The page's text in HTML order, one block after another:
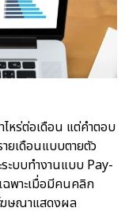
หร่ต่อเดือน แต่คำตอบ
ยเดือนแบบตายตัว
ะบบทำงานแบบ Pay-
ฉพาะเมื่อมีคนคลิก
ฆษณาแสดงผล